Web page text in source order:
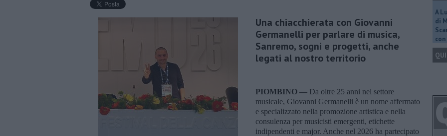
Una chiacchierata con Giovanni
Germanelli per parlare di musica,
Sanremo, sogni e progetti, anche
legati al nostro territorio
PIOMBINO — Da oltre 25 anni nel settore
musicale, Giovanni Germanelli è un nome affermato
e specializzato nella promozione artistica e nella
consulenza per musicisti emergenti, etichette
indipendenti e major. Anche nel 2026 ha partecipato
A
di
QUI